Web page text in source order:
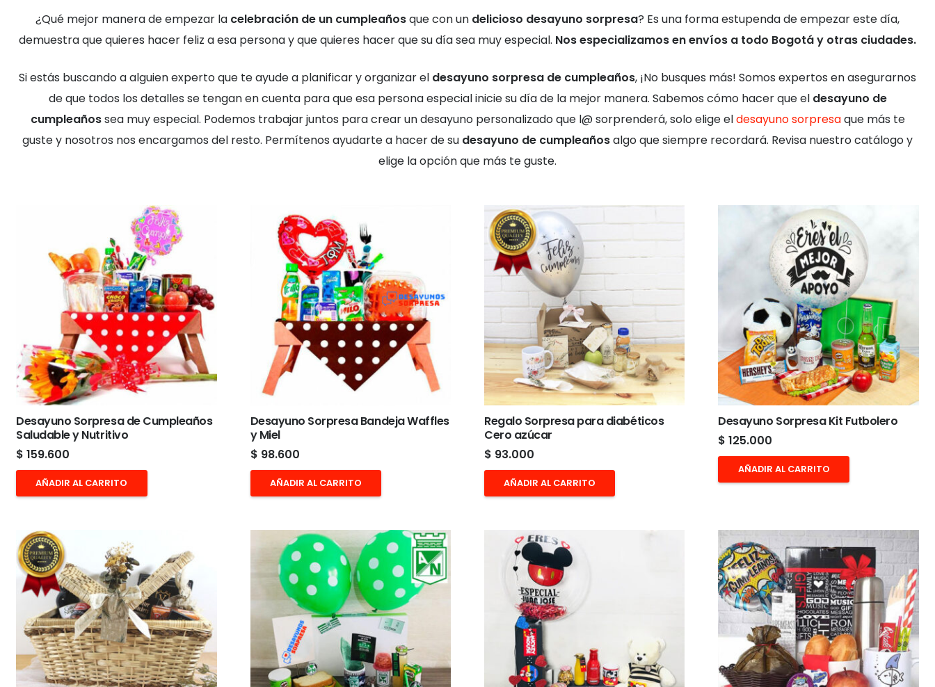
¿Qué mejor manera de empezar la celebración de un cumpleañosque con un delicioso desayuno sorpresa? Es una forma estupenda de empezar este día,
demuestra que quieres hacer feliz a esa persona y que quieres hacer que su día sea muy especial. Nos especializamos en envíos a todo Bogotá y otras ciudades.
Si estás buscando a alguien experto que te ayude a planificar y organizar el desayuno sorpresa de cumpleaños, ¡No busques más! Somos expertos en asegurarnos
de que todos los detalles se tengan en cuenta para que esa persona especial inicie su día de la mejor manera. Sabemos cómo hacer que el desayuno de
cumpleañossea muy especial. Podemos trabajar juntos para crear un desayuno personalizado que l@ sorprenderá, solo elige eldesayuno sorpresaque más te
guste y nosotros nos encargamos del resto. Permítenos ayudarte a hacer de su desayuno de cumpleañosalgo que siempre recordará. Revisa nuestro catálogo y
elige la opción que más te guste.
Desayuno Sorpresa de Cumpleaños
Saludable y Nutritivo
$ 159.600
AÑADIR AL CARRITO
Desayuno Sorpresa Bandeja Waffles
y Miel
$ 98.600
AÑADIR AL CARRITO
Regalo Sorpresa para diabéticos
Cero azúcar
$ 93.000
AÑADIR AL CARRITO
Desayuno Sorpresa Kit Futbolero
$ 125.000
AÑADIR AL CARRITO